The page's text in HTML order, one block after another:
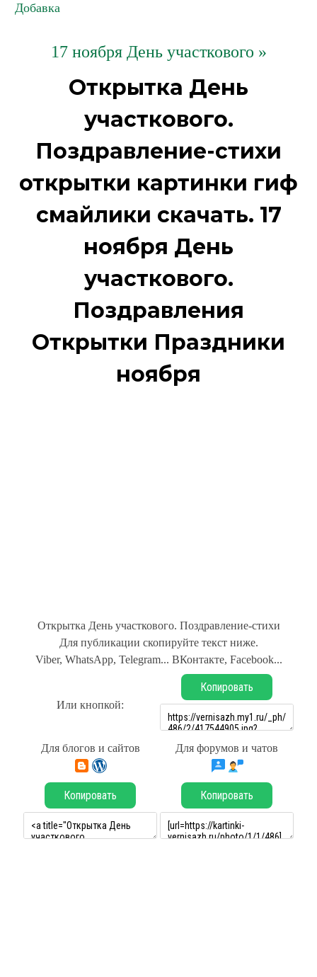
Добавка
17 ноября День участкового »
Открытка День
участкового.
Поздравление-стихи
открытки картинки гиф
смайлики скачать. 17
ноября День
участкового.
Поздравления
Открытки Праздники
ноября
Открытка День участкового. Поздравление-стихи
Для публикации скопируйте текст ниже.
Viber, WhatsApp, Telegram... ВКонтакте, Facebook...
Или кнопкой:
Копировать
Для блогов и сайтов Для форумов и чатов
Копировать Копировать